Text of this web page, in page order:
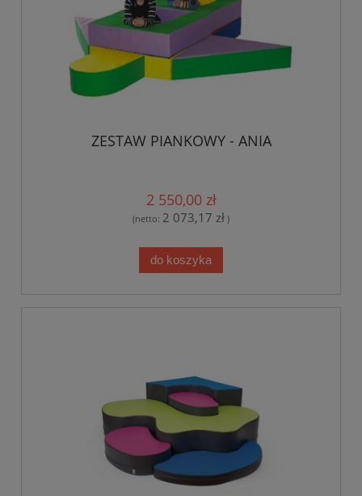
ZESTAW PIANKOWY - ANIA
2 550,00 zł
(netto: 2 073,17 zł )
do koszyka